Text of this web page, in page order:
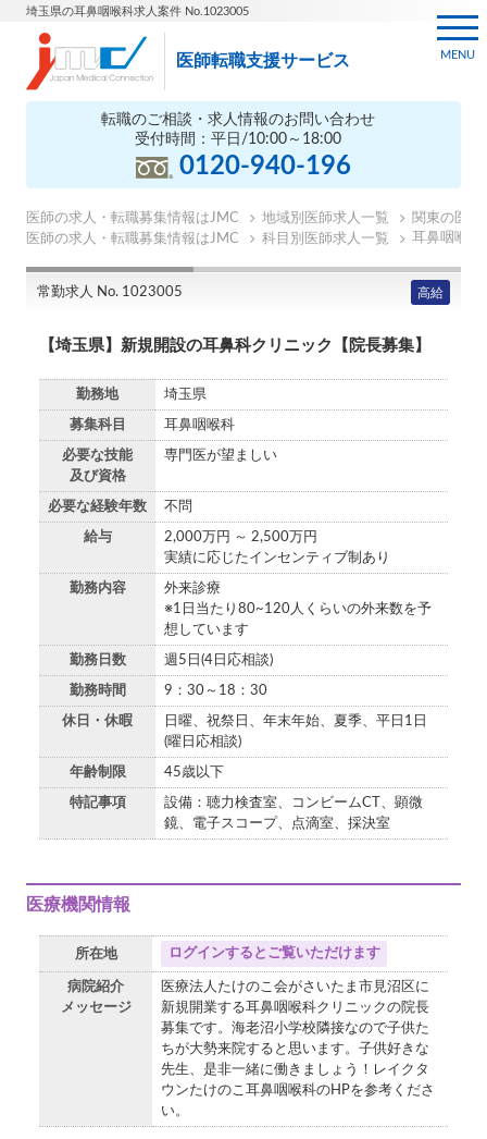
埼玉県の耳鼻咽喉科求人案件 No.1023005
医師転職支援サービス
転職のご相談・求人情報のお問い合わせ
受付時間：平日/10:00～18:00
0120-940-196
MENU
医師の求人・転職募集情報はJMC 地域別医師求人一覧
関東の医師
医師の求人・転職募集情報はJMC
科目別医師求人一覧 耳鼻咽喉科
常勤求人 No. 1023005 高給
【埼玉県】新規開設の耳鼻科クリニック【院長募集】
勤務地 埼玉県
募集科目 耳鼻咽喉科
必要な技能
及び資格
専門医が望ましい
必要な経験年数 不問
給与
2,000万円 ～ 2,500万円
実績に応じたインセンティブ制あり
勤務内容
外来診療
※1日当たり80~120人くらいの外来数を予
想しています
勤務日数 週5日(4日応相談)
勤務時間 9：30～18：30
休日・休暇
日曜、祝祭日、年末年始、夏季、平日1日
(曜日応相談)
年齢制限 45歳以下
特記事項
設備：聴力検査室、コンビームCT、顕微
鏡、電子スコープ、点滴室、採決室
医療機関情報
所在地 ログインするとご覧いただけます
病院紹介
メッセージ
医療法人たけのこ会がさいたま市見沼区に
新規開業する耳鼻咽喉科クリニックの院長
募集です。海老沼小学校隣接なので子供た
ちが大勢来院すると思います。子供好きな
先生、是非一緒に働きましょう！レイクタ
ウンたけのこ耳鼻咽喉科のHPを参考くださ
い。